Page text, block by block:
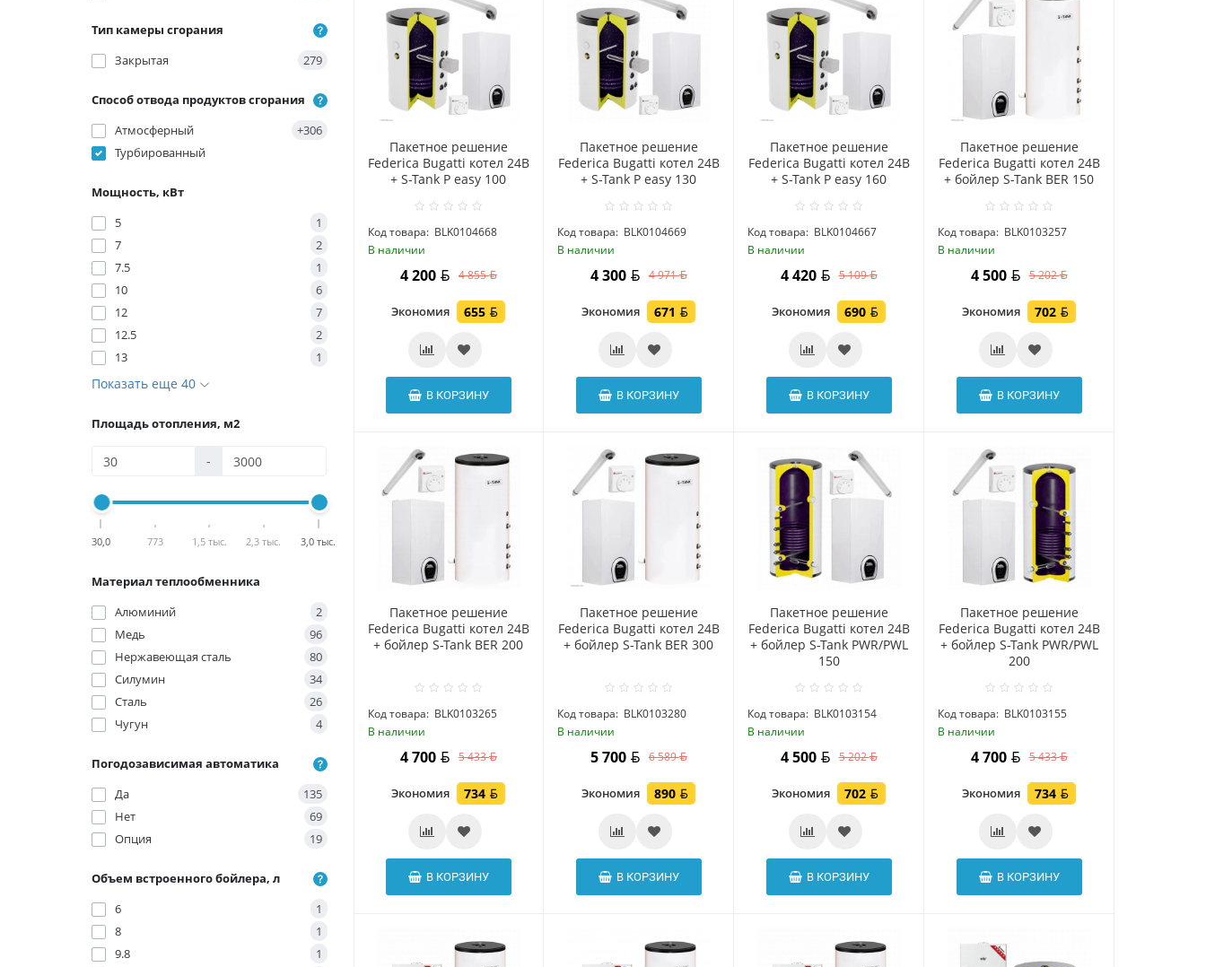
Тип камеры сгорания
Закрытая
279
Способ отвода продуктов сгорания
Атмосферный
+306
Турбированный
Мощность, кВт
5
1
7
2
7.5
1
10
6
12
7
12.5
2
13
1
Показать еще 40
Площадь отопления, м2
-
30,0 773 1,5 тыс. 2,3 тыс. 3,0 тыс.
Материал теплообменника
Алюминий
2
Медь
96
Нержавеющая сталь
80
Силумин
34
Сталь
26
Чугун
4
Погодозависимая автоматика
Да
135
Нет
69
Опция
19
Объем встроенного бойлера, л
6
1
8
1
9.8
1
Пакетное решение
Federica Bugatti котел 24В
+ S-Tank P easy 100
Код товара: BLK0104668
В наличии
4 200 4 855
Экономия 655
В КОРЗИНУ
Пакетное решение
Federica Bugatti котел 24В
+ S-Tank P easy 130
Код товара: BLK0104669
В наличии
4 300 4 971
Экономия 671
В КОРЗИНУ
Пакетное решение
Federica Bugatti котел 24В
+ S-Tank P easy 160
Код товара: BLK0104667
В наличии
4 420 5 109
Экономия 690
В КОРЗИНУ
Пакетное решение
Federica Bugatti котел 24В
+ бойлер S-Tank BER 150
Код товара: BLK0103257
В наличии
4 500 5 202
Экономия 702
В КОРЗИНУ
Пакетное решение
Federica Bugatti котел 24В
+ бойлер S-Tank BER 200
Код товара: BLK0103265
В наличии
4 700 5 433
Экономия 734
В КОРЗИНУ
Пакетное решение
Federica Bugatti котел 24В
+ бойлер S-Tank BER 300
Код товара: BLK0103280
В наличии
5 700 6 589
Экономия 890
В КОРЗИНУ
Пакетное решение
Federica Bugatti котел 24В
+ бойлер S-Tank PWR/PWL
150
Код товара: BLK0103154
В наличии
4 500 5 202
Экономия 702
В КОРЗИНУ
Пакетное решение
Federica Bugatti котел 24В
+ бойлер S-Tank PWR/PWL
200
Код товара: BLK0103155
В наличии
4 700 5 433
Экономия 734
В КОРЗИНУ